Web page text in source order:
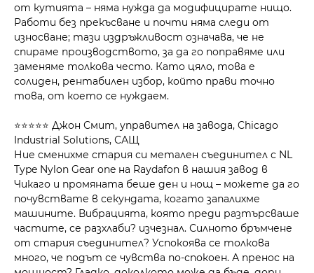
от кутията – няма нужда да модифицирате нищо.
Работи без прекъсване и почти няма следи от
износване; тази издръжливост означава, че не
спираме производството, за да го поправяме или
заменяме толкова често. Като цяло, това е
солиден, рентабилен избор, който прави точно
това, от което се нуждаем.
⭐⭐⭐⭐⭐ Джон Смит, управител на завода, Chicago
Industrial Solutions, САЩ
Ние сменихме стария си метален съединител с NL
Type Nylon Gear one на Raydafon в нашия завод в
Чикаго и промяната беше ден и нощ – можете да го
почувствате в секундата, когато запалихме
машините. Вибрацията, която преди разтърсваше
частите, се разхлаби? изчезнал. Силното бръмчене
от стария съединител? Успокоява се толкова
много, че подът се чувства по-спокоен. А пренос на